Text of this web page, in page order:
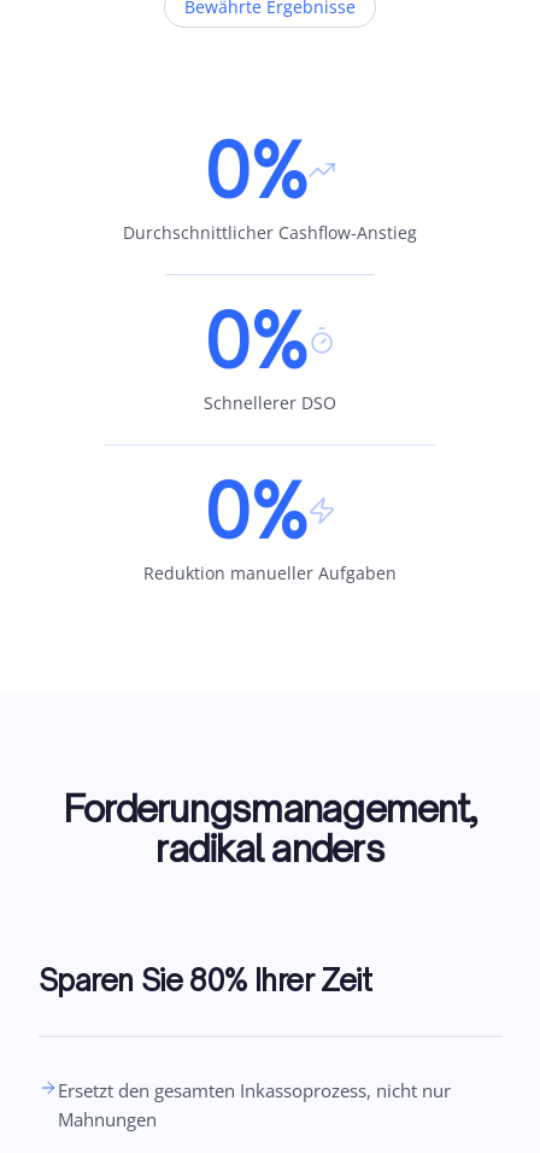
Bewährte Ergebnisse
0%
Durchschnittlicher Cashflow-Anstieg
0%
Schnellerer DSO
0%
Reduktion manueller Aufgaben
Forderungsmanagement,
radikal anders
Sparen Sie 80% Ihrer Zeit
Ersetzt den gesamten Inkassoprozess, nicht nur
Mahnungen